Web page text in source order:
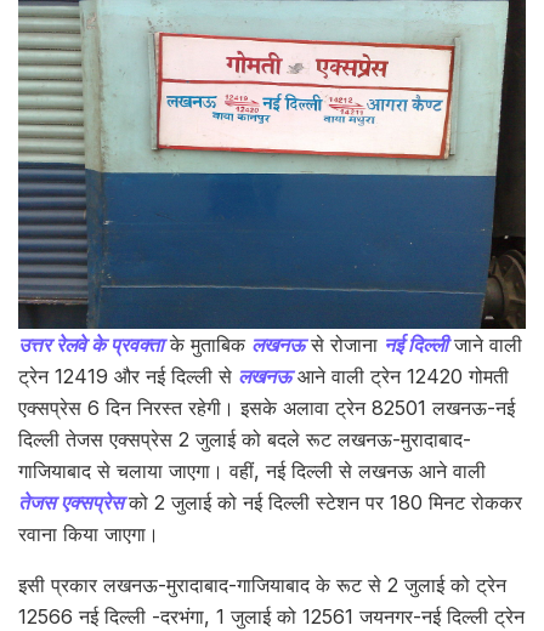
उत्तर रेलवे के प्रवक्ताके मुताबिक लखनऊसे रोजाना नई दिल्लीजाने वाली
ट्रेन 12419 और नई दिल्ली से लखनऊआने वाली ट्रेन 12420 गोमती
एक्सप्रेस 6 दिन निरस्त रहेगी। इसके अलावा ट्रेन 82501 लखनऊ-नई
दिल्ली तेजस एक्सप्रेस 2 जुलाई को बदले रूट लखनऊ-मुरादाबाद-
गाजियाबाद से चलाया जाएगा। वहीं, नई दिल्ली से लखनऊ आने वाली
तेजस एक्सप्रेसको 2 जुलाई को नई दिल्ली स्टेशन पर 180 मिनट रोककर
रवाना किया जाएगा।
इसी प्रकार लखनऊ-मुरादाबाद-गाजियाबाद के रूट से 2 जुलाई को ट्रेन
12566 नई दिल्ली -दरभंगा, 1 जुलाई को 12561 जयनगर-नई दिल्ली ट्रेन